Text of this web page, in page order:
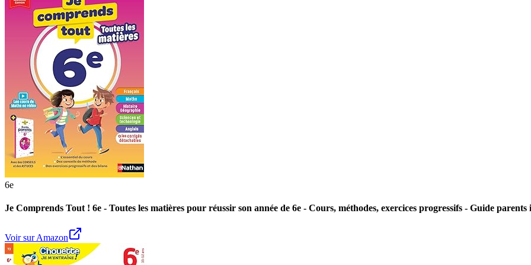
6e
Je Comprends Tout ! 6e - Toutes les matières pour réussir son année de 6e - Cours, méthodes, exercices progressifs - Guide parents
Voir sur Amazon